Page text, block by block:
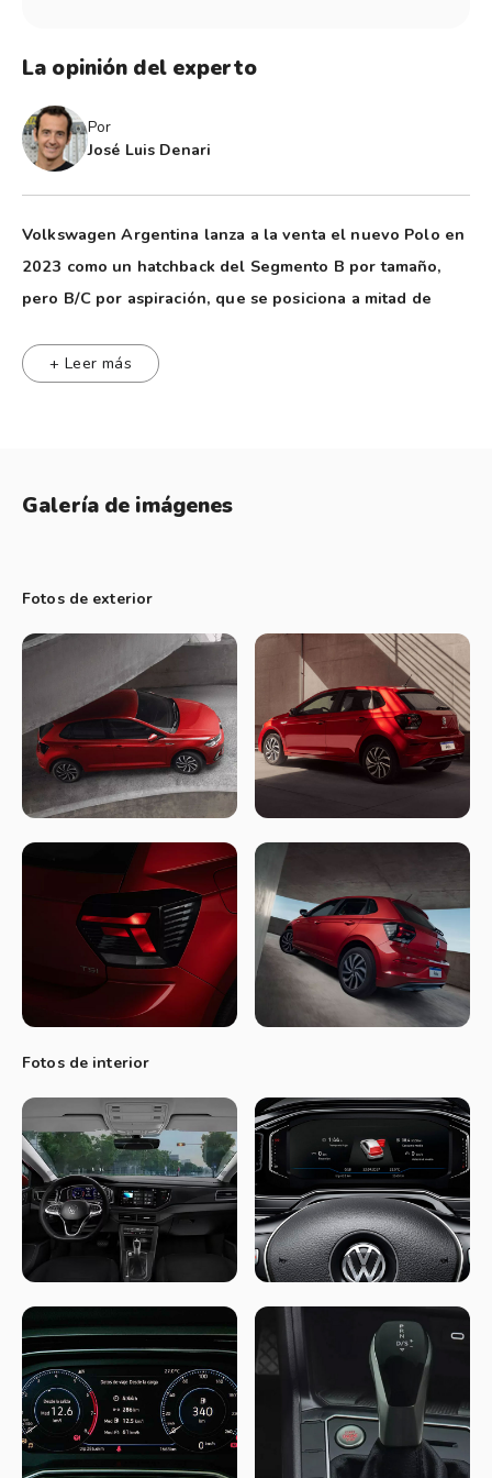
La opinión del experto
Por
José Luis Denari
Volkswagen Argentina lanza a la venta el nuevo Polo en
2023 como un hatchback del Segmento B por tamaño,
pero B/C por aspiración, que se posiciona a mitad de
frontera que los divide.
Velocidad máxima: 180 km/h.
Frenada de 100 km/h a 0: 39 mts. Bien.
Ciudad: 8,5 L/100km
PlataformaMQB-A0. La base estructural y gran parte de su
diseño es idéntico al Polo que ya se vende en Europa.
Igualmente no es lo mismo…
Motor y transmisión
Hay cuatro versiones con 3 motores: El MSI 1.6 (110 cv y
155 Nm) sigue siendo utilizado por el Polo Track, con caja
manual de 5ta.
El Polo Comfortline y el Highline con el motor tricilíndrico 1.0
turbo (170 TSi, 101 cv y 170 Nm), con caja automática de 6
marchas.
Diseño
Es un auto que para aquellos con el ojo no tan entrenados, o
sea la mayoría de la población se lo confundirá con un Gol.
Mide 405 cm de largo, con un ancho de 175 cm y una altura
de 146 cm. La distancia entre ejes es de 256 cm. Es
claramente más largo y ancho que el Gol, pero también más
bajo. Su coeficiente aerodinámico es de Cx 0,33, que para un
hatch corto es muy bueno.
El baúl es de 300 litros, suficiente para el tamaño del auto, y
dentro de él una rueda de auxilio de tipo temporal en medida
185/60-15.
+ Leer más
Galería de imágenes
Fotos de exterior
Fotos de interior